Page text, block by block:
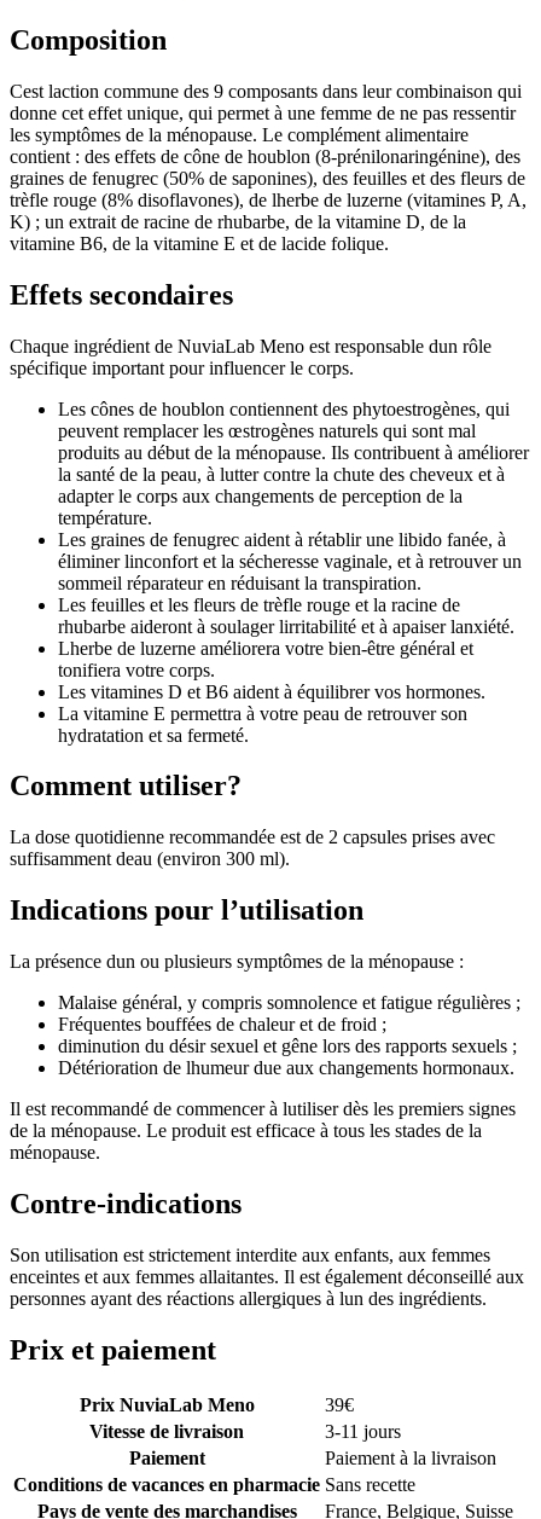
Composition
Cest laction commune des 9 composants dans leur combinaison qui
donne cet effet unique, qui permet à une femme de ne pas ressentir
les symptômes de la ménopause. Le complément alimentaire
contient : des effets de cône de houblon (8-prénilonaringénine), des
graines de fenugrec (50% de saponines), des feuilles et des fleurs de
trèfle rouge (8% disoflavones), de lherbe de luzerne (vitamines P, A,
K) ; un extrait de racine de rhubarbe, de la vitamine D, de la
vitamine B6, de la vitamine E et de lacide folique.
Effets secondaires
Chaque ingrédient de NuviaLab Meno est responsable dun rôle
spécifique important pour influencer le corps.
Les cônes de houblon contiennent des phytoestrogènes, qui
peuvent remplacer les œstrogènes naturels qui sont mal
produits au début de la ménopause. Ils contribuent à améliorer
la santé de la peau, à lutter contre la chute des cheveux et à
adapter le corps aux changements de perception de la
température.
Les graines de fenugrec aident à rétablir une libido fanée, à
éliminer linconfort et la sécheresse vaginale, et à retrouver un
sommeil réparateur en réduisant la transpiration.
Les feuilles et les fleurs de trèfle rouge et la racine de
rhubarbe aideront à soulager lirritabilité et à apaiser lanxiété.
Lherbe de luzerne améliorera votre bien-être général et
tonifiera votre corps.
Les vitamines D et B6 aident à équilibrer vos hormones.
La vitamine E permettra à votre peau de retrouver son
hydratation et sa fermeté.
Comment utiliser?
La dose quotidienne recommandée est de 2 capsules prises avec
suffisamment deau (environ 300 ml).
Indications pour l’utilisation
La présence dun ou plusieurs symptômes de la ménopause :
Malaise général, y compris somnolence et fatigue régulières ;
Fréquentes bouffées de chaleur et de froid ;
diminution du désir sexuel et gêne lors des rapports sexuels ;
Détérioration de lhumeur due aux changements hormonaux.
Il est recommandé de commencer à lutiliser dès les premiers signes
de la ménopause. Le produit est efficace à tous les stades de la
ménopause.
Contre-indications
Son utilisation est strictement interdite aux enfants, aux femmes
enceintes et aux femmes allaitantes. Il est également déconseillé aux
personnes ayant des réactions allergiques à lun des ingrédients.
Prix et paiement
Prix NuviaLab Meno 39€
Vitesse de livraison
3-11 jours
Paiement
Paiement à la livraison
Conditions de vacances en pharmacie Sans recette
Pays de vente des marchandises
France, Belgique, Suisse